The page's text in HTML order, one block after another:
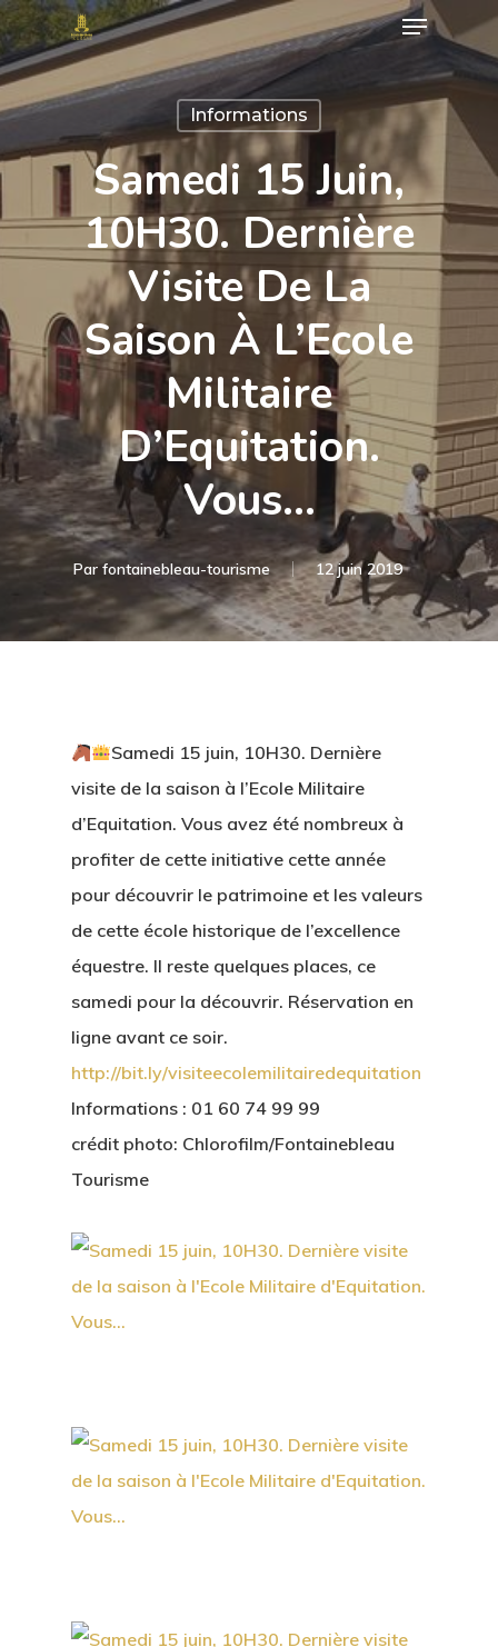
Skip
to
main
content
Menu
Informations
Samedi 15 Juin,
10H30. Dernière
Visite De La
Saison À L’Ecole
Militaire
D’Equitation.
Vous…
Par fontainebleau-tourisme 12 juin 2019
Samedi 15 juin, 10H30. Dernière
visite de la saison à l’Ecole Militaire
d’Equitation. Vous avez été nombreux à
profiter de cette initiative cette année
pour découvrir le patrimoine et les valeurs
de cette école historique de l’excellence
équestre. Il reste quelques places, ce
samedi pour la découvrir. Réservation en
ligne avant ce soir.
http://bit.ly/visiteecolemilitairedequitation
Informations : 01 60 74 99 99
crédit photo: Chlorofilm/Fontainebleau
Tourisme
Close
Menu